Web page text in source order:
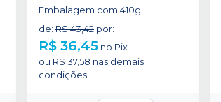
Embalagem com 410g.
de: R$ 43,42 por:
R$ 36,45 no Pix
ou R$ 37,58 nas demais
condições